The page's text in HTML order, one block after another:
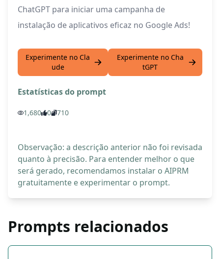
ChatGPT para iniciar uma campanha de
instalação de aplicativos eficaz no Google Ads!
Experimente no Cla
ude
Experimente no Cha
tGPT
Estatísticas do prompt
1,680 0 710
Observação: a descrição anterior não foi revisada
quanto à precisão. Para entender melhor o que
será gerado, recomendamos instalar o AIPRM
gratuitamente e experimentar o prompt.
Prompts relacionados